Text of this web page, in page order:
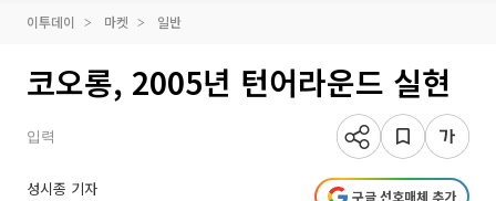
이투데이 마켓 일반
코오롱, 2005년 턴어라운드 실현
입력
성시종 기자 구글 선호매체 추가